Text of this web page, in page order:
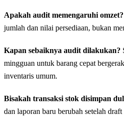
Apakah audit memengaruhi omzet?
jumlah dan nilai persediaan, bukan
Kapan sebaiknya audit dilakukan?
mingguan untuk barang cepat
inventaris umum.
Bisakah transaksi stok disimpan
dan laporan baru berubah setelah